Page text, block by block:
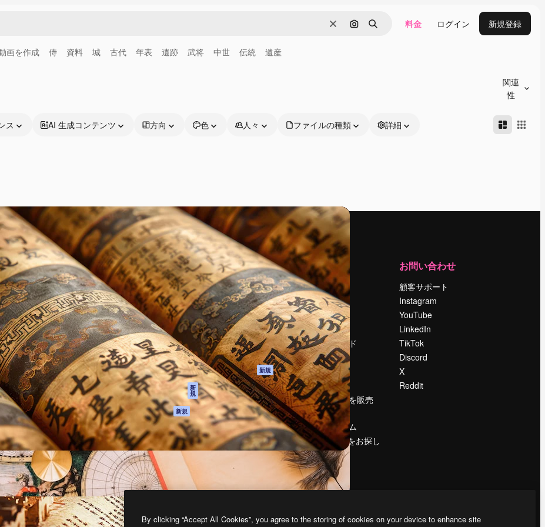
消去 画像で検索
検索 料金 ログイン 新規登録
画を作成 侍 資料 城 古代 年表 遺跡 武将 中世 伝統 遺産
関連
性
ス AI 生成コンテンツ 方向 色 人々 ファイルの種類 詳細
イティブ制作を導くためのプラ
。クリエイター、企業、代理
を含む100万人以上が利用して
製品
Spaces
AI アシスタント
AI 画像生成ツール
AI 動画生成ツール
AI 音声合成ツール
ストックコンテン
ツ
Claude/ChatGPT
向けMCP
新
規
エージェント 新規
API
モバイルアプリ
すべてのMagnificツ
ール
はじめに
Academy
ドキュメント
サポート
利用規約
プライバシーポリ
シー
オリジナル 新規
クッキーポリシー
トラストセンター
アフィリエイト
法人向け
運営
料金
会社概要
Reviews
採用情報
検索トレンド
ブログ
イベント
Slidesgo
コンテンツを販売
する
プレスルーム
magnific.aiをお探し
ですか？
お問い合わせ
顧客サポート
Instagram
YouTube
LinkedIn
TikTok
Discord
X
Reddit
2026Freepik Company S.L.U.無断複写・転載を禁じます
By clicking “Accept All Cookies”, you agree to the storing of cookies on your device to enhance site